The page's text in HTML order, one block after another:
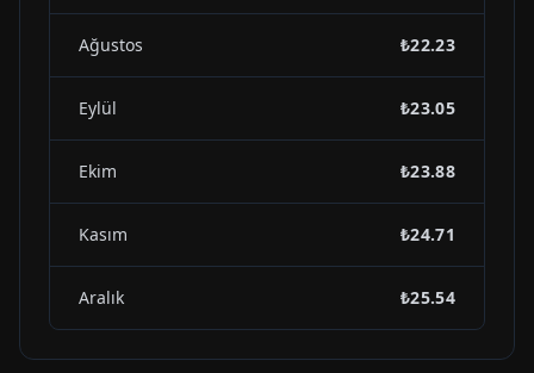
Ağustos ₺22.23
Eylül ₺23.05
Ekim ₺23.88
Kasım ₺24.71
Aralık ₺25.54